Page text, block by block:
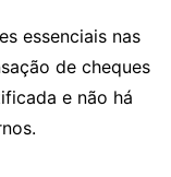
essenciais nas
de cheques
e não há